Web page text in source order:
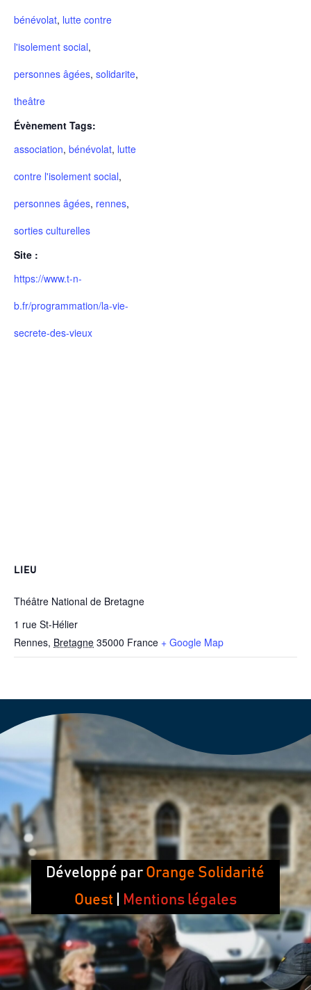
bénévolat, lutte contre
l'isolement social,
personnes âgées, solidarite,
theâtre
Évènement Tags:
association, bénévolat, lutte
contre l'isolement social,
personnes âgées, rennes,
sorties culturelles
Site :
https://www.t-n-
b.fr/programmation/la-vie-
secrete-des-vieux
LIEU
Théâtre National de Bretagne
1 rue St-Hélier
Rennes, Bretagne 35000 France + Google Map
Développé par Orange Solidarité
Ouest
Mentions légales